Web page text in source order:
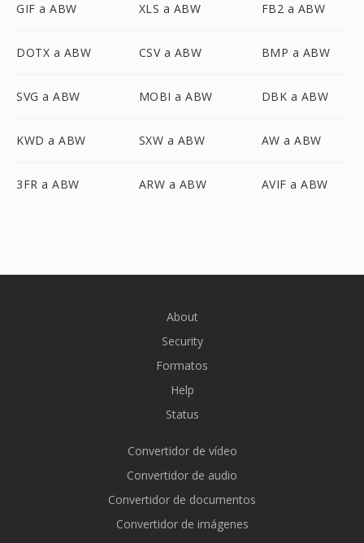
GIF a ABW XLS a ABW FB2 a ABW
DOTX a ABW CSV a ABW BMP a ABW
SVG a ABW MOBI a ABW DBK a ABW
KWD a ABW SXW a ABW AW a ABW
3FR a ABW ARW a ABW AVIF a ABW
About
Security
Formatos
Help
Status
Convertidor de vídeo
Convertidor de audio
Convertidor de documentos
Convertidor de imágenes